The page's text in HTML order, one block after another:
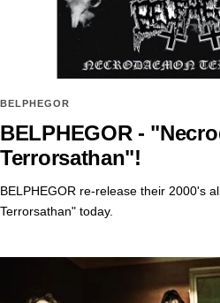
BELPHEGOR
BELPHEGOR -
Terrorsathan"!
BELPHEGOR re-release their 2000's
Terrorsathan" today.